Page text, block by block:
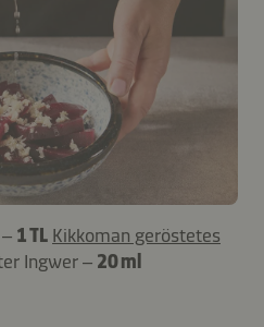
1 TL Kikkoman geröstetes
Ingwer – 20 ml